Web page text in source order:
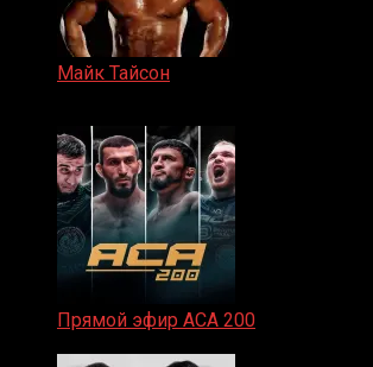
Майк Тайсон
Прямой эфир ACA 200